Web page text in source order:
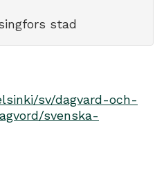
stad
sv/dagvard-och-
svenska-